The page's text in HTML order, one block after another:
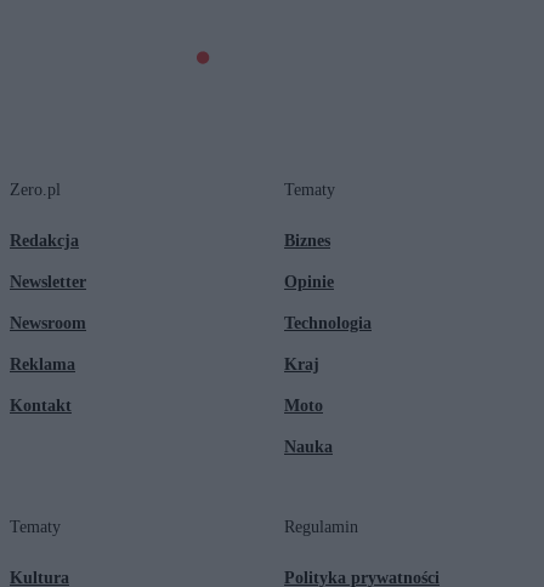
Zero.pl
Redakcja
Newsletter
Newsroom
Reklama
Kontakt
Tematy
Biznes
Opinie
Technologia
Kraj
Moto
Nauka
Tematy
Kultura
Regulamin
Polityka prywatności